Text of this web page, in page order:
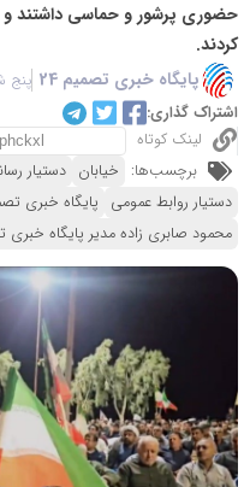
حضوری پرشور و حماسی داشتند و
کردند.
پایگاه خبری تصمیم 24
پنج شنبه 28
اشتراک گذاری:
لینک کوتاه
برچسب‌ها: خیابان دستیار
دستیار روابط عمومی پایگاه خبری
محمود صابری زاده مدیر پایگاه خبری